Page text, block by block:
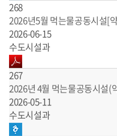
268
2026년5월 먹는물공동시설[
2026-06-15
수도시설과
267
2026년 4월 먹는물공동시설(
2026-05-11
수도시설과